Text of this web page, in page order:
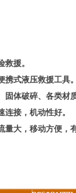
援。
式液压救援工具。
体破碎、各类材
接，机动性好。
大，移动方便，